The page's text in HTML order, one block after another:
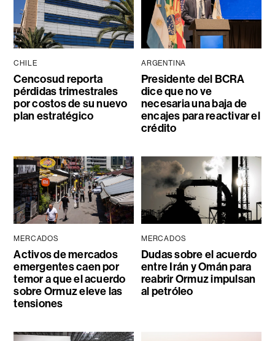
CHILE
Cencosud reporta
pérdidas trimestrales
por costos de su nuevo
plan estratégico
ARGENTINA
Presidente del BCRA
dice que no ve
necesaria una baja de
encajes para reactivar el
crédito
MERCADOS
Activos de mercados
emergentes caen por
temor a que el acuerdo
sobre Ormuz eleve las
tensiones
MERCADOS
Dudas sobre el acuerdo
entre Irán y Omán para
reabrir Ormuz impulsan
al petróleo